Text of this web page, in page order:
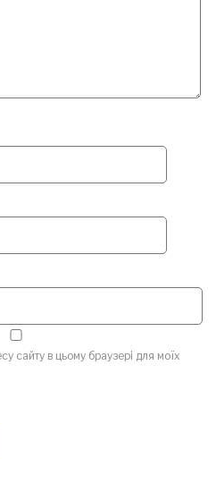
сайту в цьому браузері для моїх